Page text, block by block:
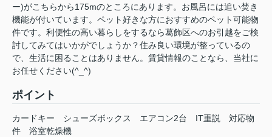
ー)がこちらから175mのところにあります。お風呂には追い焚き
機能が付いています。ペット好きな方におすすめのペット可能物
件です。利便性の高い暮らしをするなら葛飾区へのお引越をご検
討してみてはいかがでしょうか？住み良い環境が整っているの
で、生活に困ることはありません。賃貸情報のことなら、当社に
お任せください(^_^)
ポイント
カードキー シューズボックス エアコン2台 IT重説
対応物
件
浴室乾燥機